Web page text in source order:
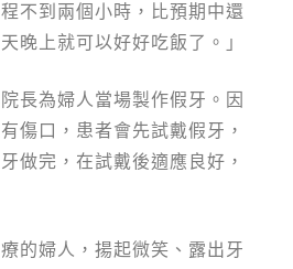
不到兩個小時，比預期中還
晚上就可以好好吃飯了。」
長為婦人當場製作假牙。因
傷口，患者會先試戴假牙，
做完，在試戴後適應良好，
的婦人，揚起微笑、露出牙